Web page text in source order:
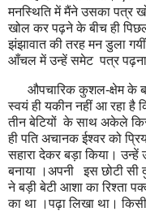
मनस्थिति में मैंने उसका पत्र
खोल कर पढ़ने के बीच ही
झंझावात की तरह मन डुला
आँचल में उन्हें समेट पत्र पढ़ना
औपचारिक कुशल-क्षेम के
स्वयं ही यकीन नहीं आ रहा है
तीन बेटियों के साथ अकेले
ही पति अचानक ईश्वर को
सहारा देकर बड़ा किया। उन्हें
बनाया ।अपनी इस छोटी सी
ने बड़ी बेटी आशा का रिश्ता
का था ।पढ़ा लिखा था।